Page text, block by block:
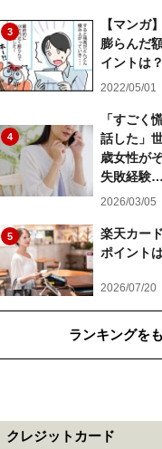
3
【マン
膨らんだ
イントは？
2022/05/01
4
「すごく
話した」
歳女性が
失敗経験…
2026/03/05
5
楽天カー
ポイント
2026/07/20
ランキングを
クレジットカード